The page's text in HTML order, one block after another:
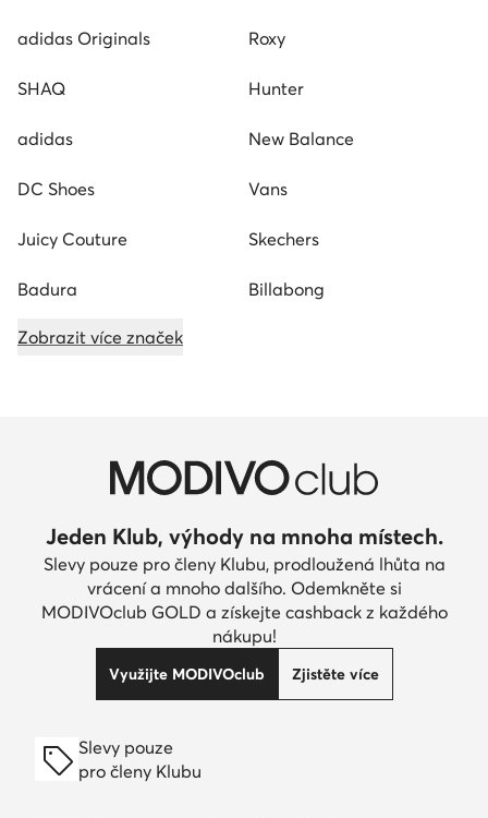
adidas Originals Roxy
SHAQ Hunter
adidas New Balance
DC Shoes Vans
Juicy Couture Skechers
Badura Billabong
Zobrazit více značek
Jeden Klub, výhody na mnoha místech.
Slevy pouze pro členy Klubu, prodloužená lhůta na
vrácení a mnoho dalšího. Odemkněte si
MODIVOclub GOLD a získejte cashback z každého
nákupu!
Využijte MODIVOclub Zjistěte více
Slevy pouze
pro členy Klubu